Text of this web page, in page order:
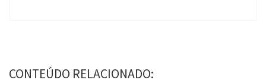
CONTEÚDO RELACIONADO: